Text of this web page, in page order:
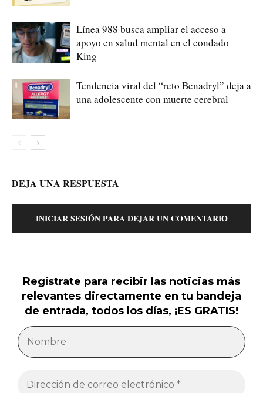
Línea 988 busca ampliar el acceso a
apoyo en salud mental en el condado
King
Tendencia viral del “reto Benadryl” deja a
una adolescente con muerte cerebral
DEJA UNA RESPUESTA
INICIAR SESIÓN PARA DEJAR UN COMENTARIO
Regístrate para recibir las noticias más
relevantes directamente en tu bandeja
de entrada, todos los días, ¡ES GRATIS!